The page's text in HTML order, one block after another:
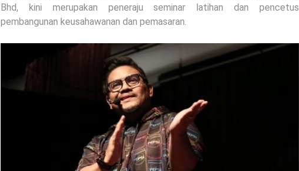
Bhd, kini merupakan peneraju seminar latihan dan pencetus
pembangunan keusahawanan dan pemasaran.